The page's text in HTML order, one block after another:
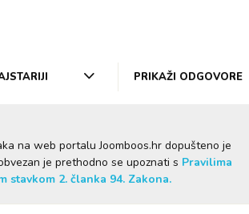
PRIKAŽI ODGOVORE
na web portalu Joomboos.hr dopušteno je
je prethodno se upoznati s Pravilima
stavkom 2. članka 94. Zakona.